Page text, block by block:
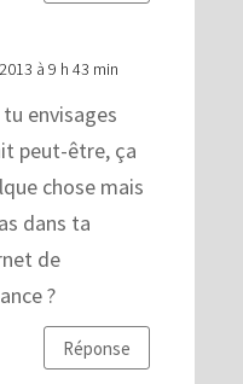
à 9 h 43 min
envisages
peut-être, ça
chose mais
dans ta
de
?
Réponse